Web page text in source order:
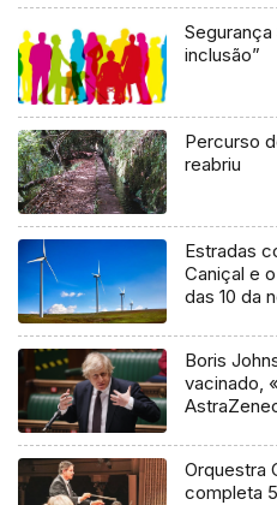
inclusão”
Percurso
reabriu
Estradas
Caniçal e
das 10 da
Boris
vacinado,
Orquestra
completa